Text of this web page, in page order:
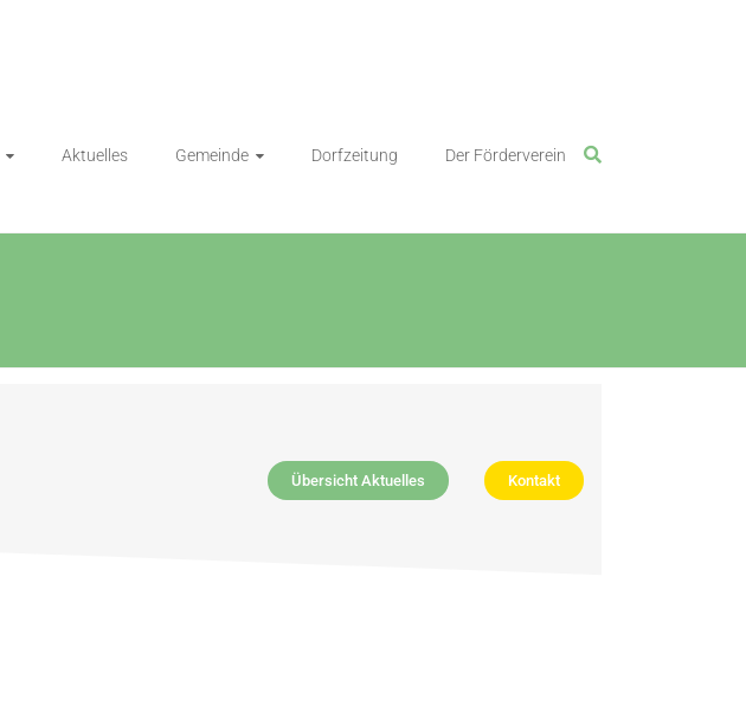
Aktuelles Gemeinde Dorfzeitung Der Förderverein
Übersicht Aktuelles Kontakt